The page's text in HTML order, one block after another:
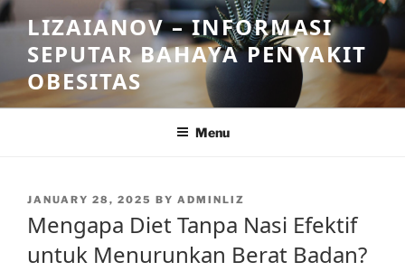
Skip
to
content
LIZAIANOV – INFORMASI
SEPUTAR BAHAYA PENYAKIT
OBESITAS
Menu
POSTED
JANUARY 28, 2025 BY ADMINLIZ
Mengapa Diet Tanpa Nasi Efektif
untuk Menurunkan Berat Badan?